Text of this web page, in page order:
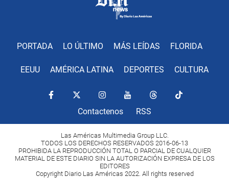
PORTADA LO ÚLTIMO MÁS LEÍDAS FLORIDA
EEUU AMÉRICA LATINA DEPORTES CULTURA
Contactenos RSS
Las Américas Multimedia Group LLC.
TODOS LOS DERECHOS RESERVADOS 2016-06-13
PROHIBIDA LA REPRODUCCIÓN TOTAL O PARCIAL DE CUALQUIER
MATERIAL DE ESTE DIARIO SIN LA AUTORIZACIÓN EXPRESA DE LOS
EDITORES
Copyright Diario Las Américas 2022. All rights reserved